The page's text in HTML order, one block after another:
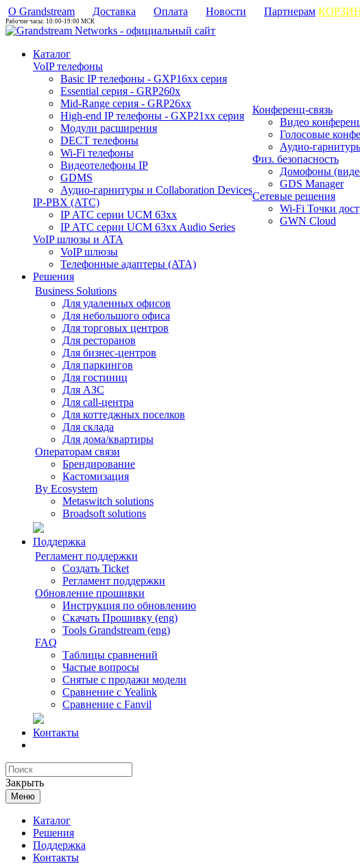
О Grandstream Доставка Оплата Новости Партнерам
Рабочие часы: 10:00-19:00 МСК
Каталог
VoIP телефоны
Basic IP телефоны - GXP16хх серия
Essential серия - GRP260x
Mid-Range серия - GRP26xx
High-end IP телефоны - GXP21хх серия
Модули расширения
DECT телефоны
Wi-Fi телефоны
Видеотелефоны IP
GDMS
Аудио-гарнитуры и Collaboration Devices
IP-PBX (АТС)
IP АТС серии UCM 63xx
IP АТС серии UCM 63xx Audio Series
VoIP шлюзы и ATA
VoIP шлюзы
Телефонные адаптеры (ATA)
Конференц-связь
Видео
Голосовые
Аудио-
Физ. безопасность
Домофоны
GDS Manager
Сетевые решения
Wi-Fi Точки
GWN Cloud
Решения
Business Solutions
Для удаленных офисов
Для небольшого офиса
Для торговых центров
Для ресторанов
Для бизнес-центров
Для паркингов
Для гостиниц
Для АЗС
Для call-центра
Для коттеджных поселков
Для склада
Для дома/квартиры
Операторам связи
Брендирование
Кастомизация
By Ecosystem
Metaswitch solutions
Broadsoft solutions
Поддержка
Регламент поддержки
Создать Ticket
Регламент поддержки
Обновление прошивки
Инструкция по обновлению
Скачать Прошивку (eng)
Tools Grandstream (eng)
FAQ
Таблицы сравнений
Частые вопросы
Снятые с продажи модели
Сравнение с Yealink
Сравнение с Fanvil
Контакты
Закрыть
Меню
Каталог
Решения
Поддержка
Контакты